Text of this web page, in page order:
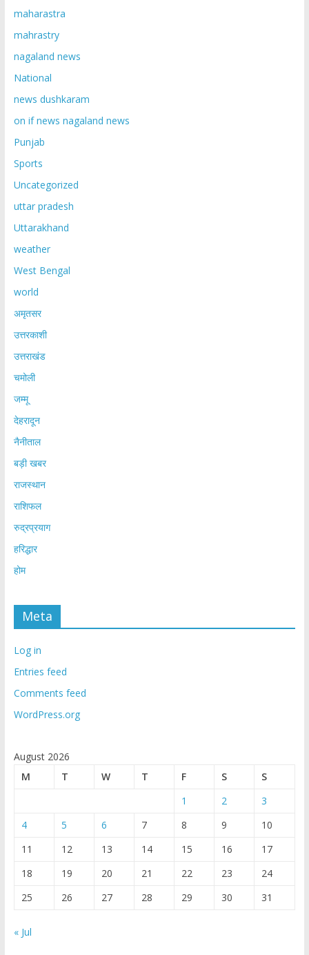
maharastra
mahrastry
nagaland news
National
news dushkaram
on if news nagaland news
Punjab
Sports
Uncategorized
uttar pradesh
Uttarakhand
weather
West Bengal
world
अमृतसर
उत्तरकाशी
उत्तराखंड
चमोली
जम्मू
देहरादून
नैनीताल
बड़ी खबर
राजस्थान
राशिफल
रुद्रप्रयाग
हरिद्धार
होम
Meta
Log in
Entries feed
Comments feed
WordPress.org
August 2026
M
T W T F S
S
1
2
3
4
5 6 7 8 9
10
11
12 13 14 15 16
17
18
19 20 21 22 23
24
25
26 27 28 29 30 31
« Jul